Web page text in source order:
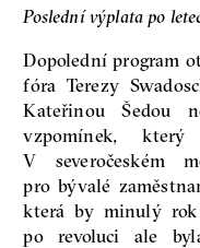
Poslední výplata po
Dopolední program
fóra Terezy
Kateřinou Šedou
vzpomínek,
V severočeském
pro bývalé
která by minulý
po revoluci ale